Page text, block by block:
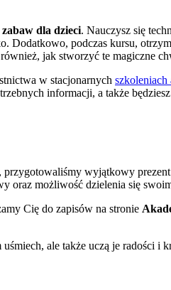
dla dzieci. Nauczysz się
Dodatkowo, podczas kursu,
jak stworzyć te magiczne
w stacjonarnych szkoleniach
informacji, a także
wyjątkowy
oraz możliwość dzielenia się
Cię do zapisów na stronie
ale także uczą je radości i